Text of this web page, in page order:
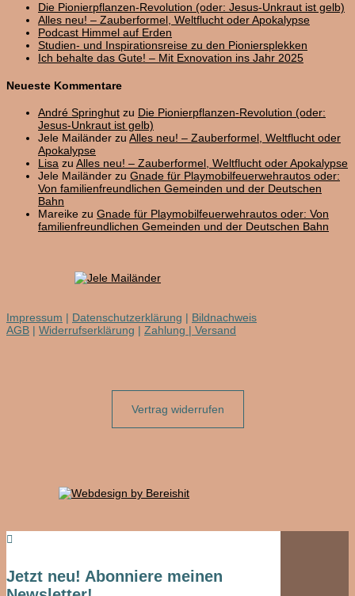
Die Pionierpflanzen-Revolution (oder: Jesus-Unkraut ist gelb)
Alles neu! – Zauberformel, Weltflucht oder Apokalypse
Podcast Himmel auf Erden
Studien- und Inspirationsreise zu den Pioniersplekken
Ich behalte das Gute! – Mit Exnovation ins Jahr 2025
Neueste Kommentare
André Springhut zu Die Pionierpflanzen-Revolution (oder:
Jesus-Unkraut ist gelb)
Jele Mailänder zu Alles neu! – Zauberformel, Weltflucht oder
Apokalypse
Lisa zu Alles neu! – Zauberformel, Weltflucht oder Apokalypse
Jele Mailänder zu Gnade für Playmobilfeuerwehrautos oder:
Von familienfreundlichen Gemeinden und der Deutschen
Bahn
Mareike zu Gnade für Playmobilfeuerwehrautos oder: Von
familienfreundlichen Gemeinden und der Deutschen Bahn
Impressum | Datenschutzerklärung | Bildnachweis
AGB | Widerrufserklärung | Zahlung | Versand
Vertrag widerrufen

Jetzt neu! Abonniere meinen